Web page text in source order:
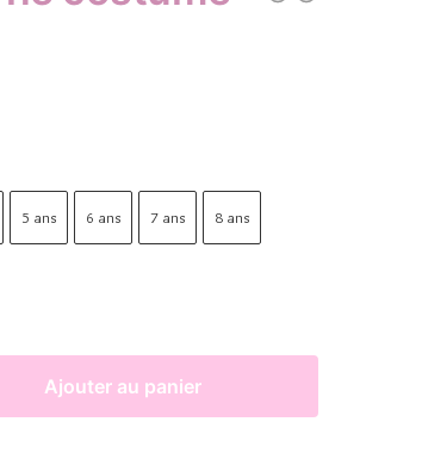
5 ans 6 ans 7 ans 8 ans
Ajouter au panier